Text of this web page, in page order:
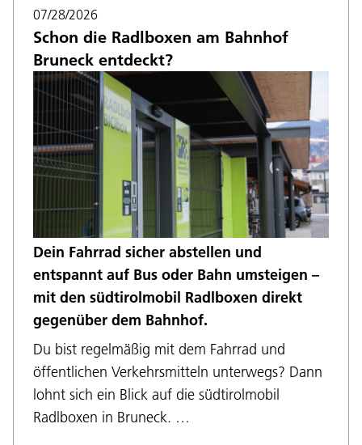
07/28/2026
Schon die Radlboxen am Bahnhof
Bruneck entdeckt?
Dein Fahrrad sicher abstellen und
entspannt auf Bus oder Bahn umsteigen –
mit den südtirolmobil Radlboxen direkt
gegenüber dem Bahnhof.
Du bist regelmäßig mit dem Fahrrad und
öffentlichen Verkehrsmitteln unterwegs? Dann
lohnt sich ein Blick auf die südtirolmobil
Radlboxen in Bruneck. …